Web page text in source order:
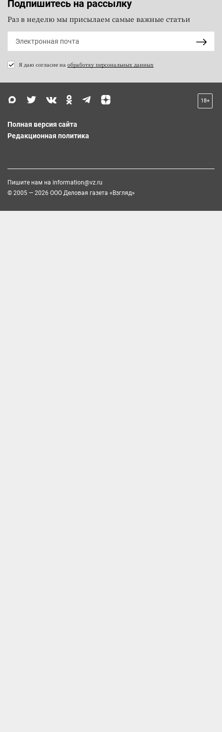
Подпишитесь на рассылку
Раз в неделю мы присылаем самые важные статьи
Я даю согласие на обработку персональных данных
18+
Полная версия сайта
Редакционная политика
Пишите нам на information@vz.ru
© 2005 — 2026 ООО Деловая газета «Взгляд»